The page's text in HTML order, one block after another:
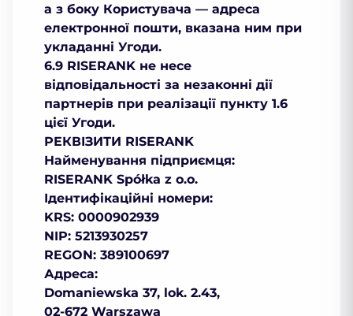
а з боку Користувача — адреса
електронної пошти, вказана ним при
укладанні Угоди.
6.9 RISERANK не несе
відповідальності за незаконні дії
партнерів при реалізації пункту 1.6
цієї Угоди.
РЕКВІЗИТИ RISERANK
Найменування підприємця:
RISERANK Spółka z o.o.
Ідентифікаційні номери:
KRS: 0000902939
NIP: 5213930257
REGON: 389100697
Адреса:
Domaniewska 37, lok. 2.43,
02-672 Warszawa